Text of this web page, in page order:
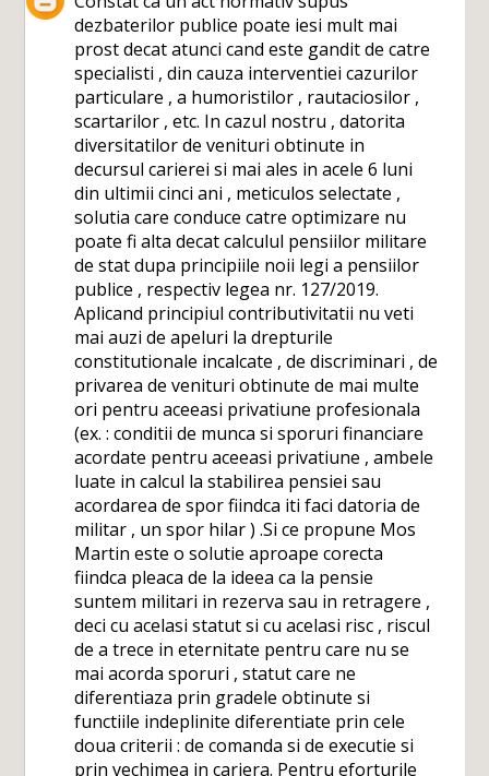
dezbaterilor publice poate iesi mult mai
prost decat atunci cand este gandit de catre
specialisti , din cauza interventiei cazurilor
particulare , a humoristilor , rautaciosilor ,
scartarilor , etc. In cazul nostru , datorita
diversitatilor de venituri obtinute in
decursul carierei si mai ales in acele 6 luni
din ultimii cinci ani , meticulos selectate ,
solutia care conduce catre optimizare nu
poate fi alta decat calculul pensiilor militare
de stat dupa principiile noii legi a pensiilor
publice , respectiv legea nr. 127/2019.
Aplicand principiul contributivitatii nu veti
mai auzi de apeluri la drepturile
constitutionale incalcate , de discriminari , de
privarea de venituri obtinute de mai multe
ori pentru aceeasi privatiune profesionala
(ex. : conditii de munca si sporuri financiare
acordate pentru aceeasi privatiune , ambele
luate in calcul la stabilirea pensiei sau
acordarea de spor fiindca iti faci datoria de
militar , un spor hilar ) .Si ce propune Mos
Martin este o solutie aproape corecta
fiindca pleaca de la ideea ca la pensie
suntem militari in rezerva sau in retragere ,
deci cu acelasi statut si cu acelasi risc , riscul
de a trece in eternitate pentru care nu se
mai acorda sporuri , statut care ne
diferentiaza prin gradele obtinute si
functiile indeplinite diferentiate prin cele
doua criterii : de comanda si de executie si
prin vechimea in cariera. Pentru eforturile